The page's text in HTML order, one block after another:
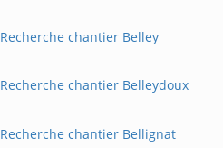
Recherche chantier Belley
Recherche chantier Belleydoux
Recherche chantier Bellignat